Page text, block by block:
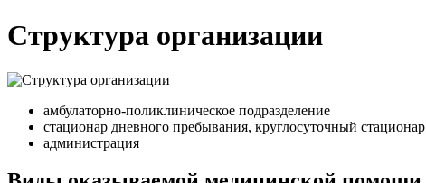
Структура организации
амбулаторно-поликлиническое подразделение
стационар дневного пребывания, круглосуточный стационар
администрация